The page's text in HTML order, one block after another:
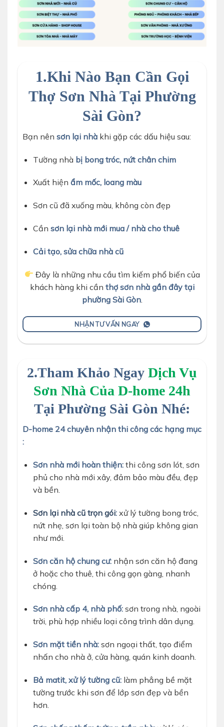
1.Khi Nào Bạn Cần Gọi
Thợ Sơn Nhà Tại Phường
Sài Gòn?
Bạn nên sơn lại nhà khi gặp các dấu hiệu sau:
Tường nhà bị bong tróc, nứt chân chim
Xuất hiện ẩm mốc, loang màu
Sơn cũ đã xuống màu, không còn đẹp
Cần sơn lại nhà mới mua / nhà cho thuê
Cải tạo, sửa chữa nhà cũ
Đây là những nhu cầu tìm kiếm phổ biến của
khách hàng khi cần thợ sơn nhà gần đây tại
phường Sài Gòn.
NHẬN TƯ VẤN NGAY
2.Tham Khảo Ngay Dịch Vụ
Sơn Nhà Của D-home 24h
Tại Phường Sài Gòn Nhé:
D-home 24 chuyên nhận thi công các hạng mục
:
Sơn nhà mới hoàn thiện:thi công sơn lót, sơn
phủ cho nhà mới xây, đảm bảo màu đều, đẹp
và bền.
Sơn lại nhà cũ trọn gói:xử lý tường bong tróc,
nứt nhẹ, sơn lại toàn bộ nhà giúp không gian
như mới.
Sơn căn hộ chung cư:nhận sơn căn hộ đang
ở hoặc cho thuê, thi công gọn gàng, nhanh
chóng.
Sơn nhà cấp 4, nhà phố:sơn trong nhà, ngoài
trời, phù hợp nhiều loại công trình dân dụng.
Sơn mặt tiền nhà:sơn ngoại thất, tạo điểm
nhấn cho nhà ở, cửa hàng, quán kinh doanh.
Bả matit, xử lý tường cũ:làm phẳng bề mặt
tường trước khi sơn để lớp sơn đẹp và bền
hơn.